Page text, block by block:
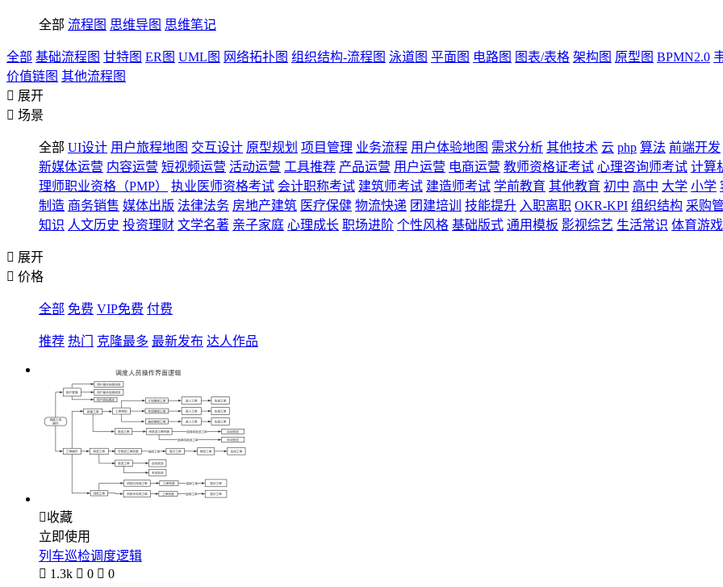
全部 流程图 思维导图 思维笔记
全部 基础流程图 甘特图 ER图 UML图 网络拓扑图 组织结构-流程图 泳道图 平面图 电路图 图表/表格 架构图 原型图 BPMN2.0
价值链图 其他流程图
 展开
 场景
全部 UI设计 用户旅程地图 交互设计 原型规划 项目管理 业务流程 用户体验地图 需求分析 其他技术 云 php 算法 前端开发
新媒体运营 内容运营 短视频运营 活动运营 工具推荐 产品运营 用户运营 电商运营 教师资格证考试 心理咨询师考试 计算
理师职业资格（PMP）
执业医师资格考试 会计职称考试 建筑师考试 建造师考试 学前教育 其他教育 初中 高中 大学 小学
制造 商务销售 媒体出版 法律法务 房地产建筑 医疗保健 物流快递 团建培训 技能提升 入职离职 OKR-KPI 组织结构 采购
知识 人文历史 投资理财 文学名著 亲子家庭 心理成长 职场进阶 个性风格 基础版式 通用模板 影视综艺 生活常识 体育游戏
 展开
 价格
全部 免费 VIP免费 付费
推荐 热门 克隆最多 最新发布 达人作品
收藏
立即使用
列车巡检调度逻辑
 1.3k  0  0